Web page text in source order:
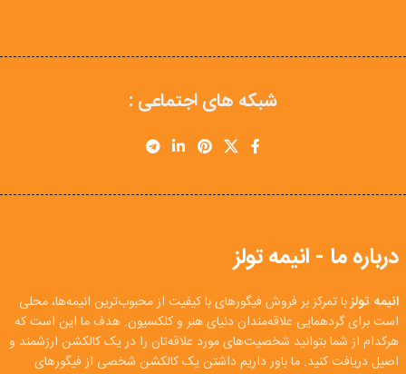
شبکه های اجتماعی :
درباره ما - انیمه تولز
انیمه تولزبا تمرکز بر فروش فیگورهای با کیفیت از محبوب‌ترین انیمه‌ها، محلی
است برای گردهمایی علاقه‌مندان دنیای هنر و کلکسیون. هدف ما این است که
هرکدام از شما بتوانید شخصیت‌های مورد علاقه‌تان را در یک کالکشن ارزشمند و
اصیل دریافت کنید. ما باور داریم داشتن یک کالکشن شخصی از فیگورهای